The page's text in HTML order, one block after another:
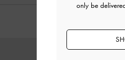
only be